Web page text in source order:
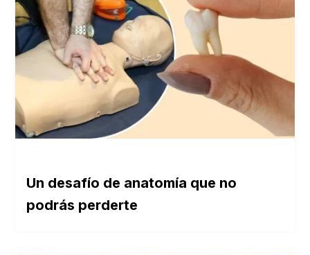
Un desafío de anatomía que no
podrás perderte